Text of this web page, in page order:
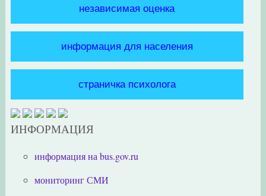
независимая оценка
информация для населения
страничка психолога
ИНФОРМАЦИЯ
информация на bus.gov.ru
мониторинг СМИ